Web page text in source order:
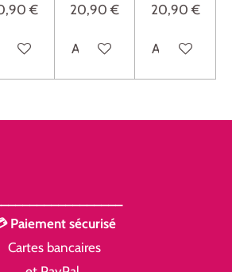
€
au panier
20,90 €
Ajouter au panier
20,90 €
Ajouter au
Paiement sécurisé
Cartes bancaires